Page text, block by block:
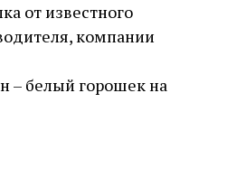
от известного
компании
– белый горошек на